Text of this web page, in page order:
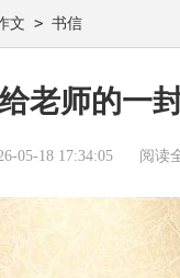
文 > 书信
给老师的一
05-18 17:34:05 阅读